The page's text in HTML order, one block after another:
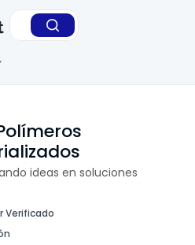
ideas en soluciones
Verificado